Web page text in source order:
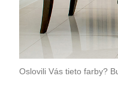
Oslovili Vás tieto farby?